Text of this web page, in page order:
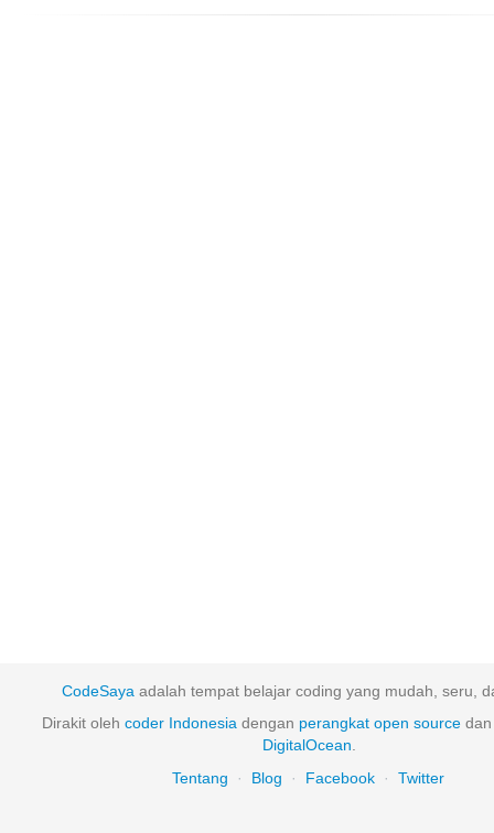
CodeSaya adalah tempat belajar coding yang mudah, seru,
Dirakit oleh coder Indonesia dengan perangkat open source
DigitalOcean
Tentang
· Blog · Facebook · Twitter